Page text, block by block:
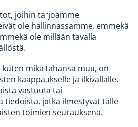
joihin tarjoamme
ole hallinnassamme, emmekä
ole millään tavalla
mikä tahansa muu, on
kaappaukselle ja ilkivallalle.
vastuuta tai
tiedoista, jotka ilmestyvät tälle
toimien seurauksena.